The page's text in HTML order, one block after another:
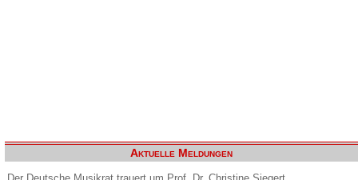
Aktuelle Meldungen